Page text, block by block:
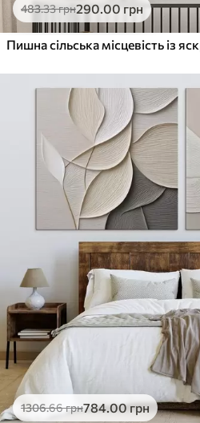
483.33грн290.00 грн
1306.66грн784.00грн